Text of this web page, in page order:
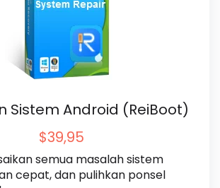
Sistem Android (ReiBoot)
$39,95
semua masalah sistem
cepat, dan pulihkan ponsel